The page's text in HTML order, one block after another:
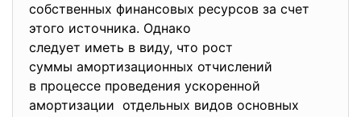
собственных финансовых ресурсов за счет
этого источника. Однако
следует иметь в виду, что рост
суммы амортизационных отчислений
в процессе проведения ускоренной
амортизации отдельных видов основных